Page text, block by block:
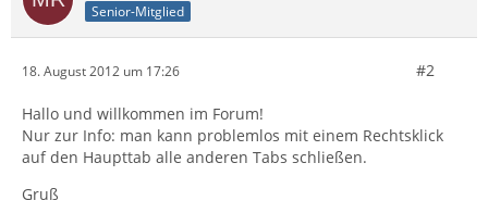
Senior-Mitglied
18. August 2012 um 17:26 #2
Hallo und willkommen im Forum!
Nur zur Info: man kann problemlos mit einem Rechtsklick
auf den Haupttab alle anderen Tabs schließen.
Gruß